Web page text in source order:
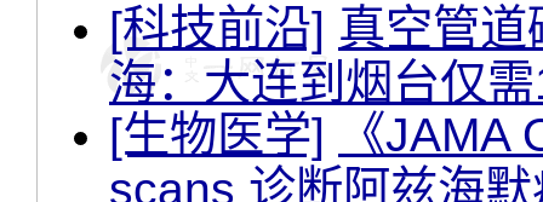
[科技前沿] 真空管
海：大连到烟台仅
[生物医学] 《
scans 诊断阿兹海默